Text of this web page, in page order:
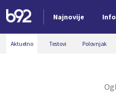
Najnovije Info
Nova vest
Aktuelno Testovi Polovnjak